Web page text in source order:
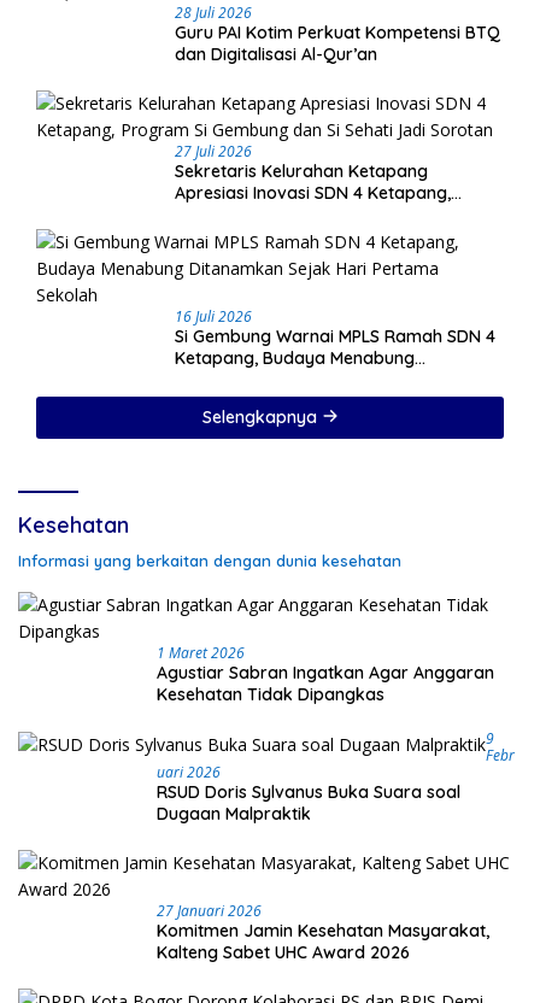
28 Juli 2026
Guru PAI Kotim Perkuat Kompetensi BTQ
dan Digitalisasi Al-Qur’an
27 Juli 2026
Sekretaris Kelurahan Ketapang
Apresiasi Inovasi SDN 4 Ketapang,
Sorotan
16 Juli 2026
Si Gembung Warnai MPLS Ramah SDN 4
Ketapang, Budaya Menabung
Selengkapnya
Kesehatan
Informasi yang berkaitan dengan dunia kesehatan
1 Maret 2026
Agustiar Sabran Ingatkan Agar Anggaran
Kesehatan Tidak Dipangkas
9
Febr
Uari 2026
RSUD Doris Sylvanus Buka Suara soal
Dugaan Malpraktik
27 Januari 2026
Komitmen Jamin Kesehatan Masyarakat,
Kalteng Sabet UHC Award 2026